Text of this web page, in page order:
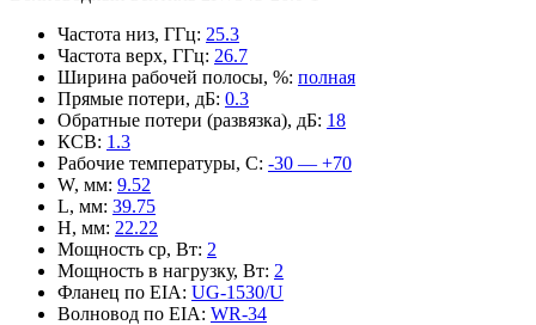
Частота низ, ГГц: 25.3
Частота верх, ГГц: 26.7
Ширина рабочей полосы, %: полная
Прямые потери, дБ: 0.3
Обратные потери (развязка), дБ: 18
КСВ: 1.3
Рабочие температуры, С: -30 — +70
W, мм: 9.52
L, мм: 39.75
H, мм: 22.22
Мощность ср, Вт: 2
Мощность в нагрузку, Вт: 2
Фланец по EIA: UG-1530/U
Волновод по EIA: WR-34